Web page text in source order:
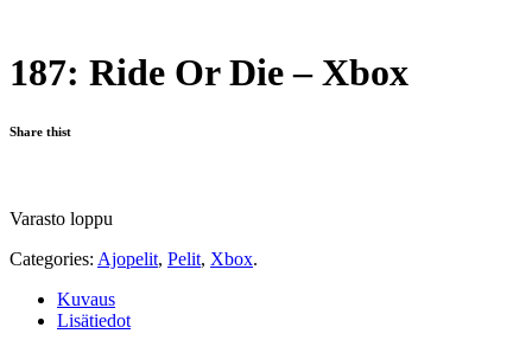
187: Ride Or Die – Xbox
Share thist
Varasto loppu
Categories: Ajopelit, Pelit, Xbox.
Kuvaus
Lisätiedot